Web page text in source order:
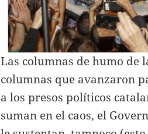
Las columnas de humo de
columnas que avanzaron
a los presos políticos
suman en el caos, el